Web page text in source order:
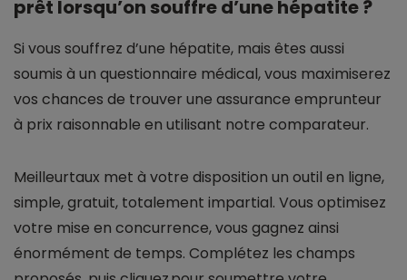
prêt lorsqu’on souffre d’une hépatite ?
Si vous souffrez d’une hépatite, mais êtes aussi
soumis à un questionnaire médical, vous maximiserez
vos chances de trouver une assurance emprunteur
à prix raisonnable en utilisant notre comparateur.
Meilleurtaux met à votre disposition un outil en ligne,
simple, gratuit, totalement impartial. Vous optimisez
votre mise en concurrence, vous gagnez ainsi
énormément de temps. Complétez les champs